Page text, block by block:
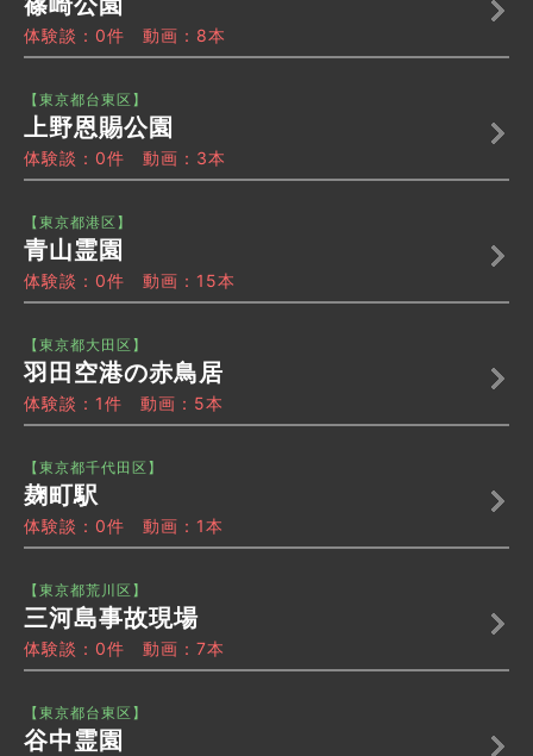
体験談：0件 動画：8本
【東京都台東区】
上野恩賜公園
体験談：0件 動画：3本
【東京都港区】
青山霊園
体験談：0件 動画：15本
【東京都大田区】
羽田空港の赤鳥居
体験談：1件 動画：5本
【東京都千代田区】
麹町駅
体験談：0件 動画：1本
【東京都荒川区】
三河島事故現場
体験談：0件 動画：7本
【東京都台東区】
谷中霊園